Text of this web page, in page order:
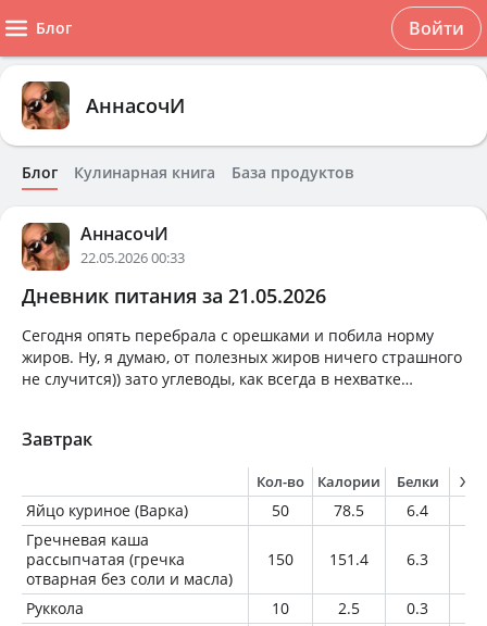
Блог Войти
АннасочИ
Блог Кулинарная книга База продуктов
АннасочИ
22.05.2026 00:33
Дневник питания за 21.05.2026
Сегодня опять перебрала с орешками и побила норму
жиров. Ну, я думаю, от полезных жиров ничего страшного
не случится)) зато углеводы, как всегда в нехватке…
Завтрак
Кол-во Калории Белки
Яйцо куриное (Варка) 50 78.5 6.4
Гречневая каша
рассыпчатая (гречка
отварная без соли и масла)
150 151.4 6.3
Руккола 10 2.5 0.3